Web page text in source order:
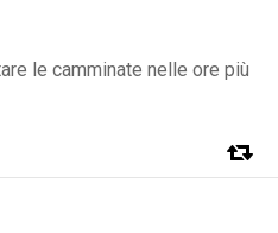
le camminate nelle ore più